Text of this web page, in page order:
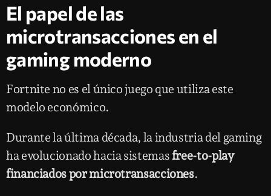
El papel de las
microtransacciones en el
gaming moderno
Fortnite no es el único juego que utiliza este
modelo económico.
Durante la última década, la industria del gaming
ha evolucionado hacia sistemasfree-to-play
financiados por microtransacciones.